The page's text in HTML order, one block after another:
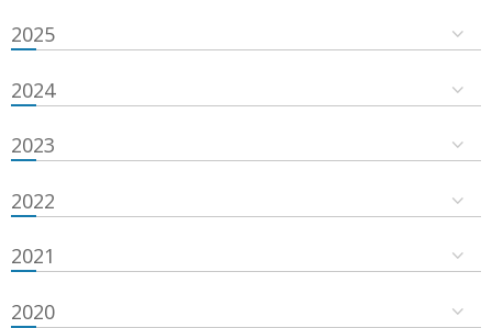
2025
2024
2023
2022
2021
2020